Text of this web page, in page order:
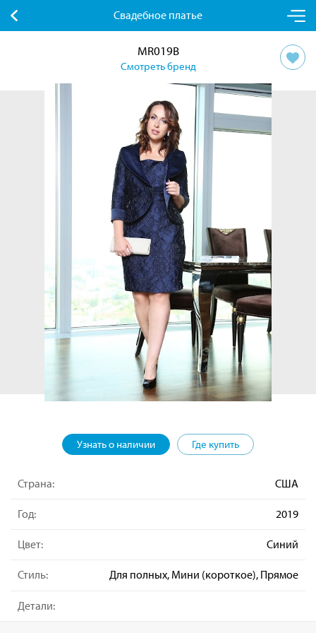
Свадебное платье
MR019B
Смотреть бренд
Узнать о наличии Где купить
Страна: США
Год: 2019
Цвет: Синий
Стиль: Для полных, Мини (короткое), Прямое
Детали: